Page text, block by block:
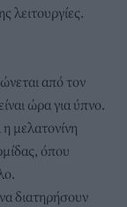
λειτουργίες.
από τον
ώρα για ύπνο.
μελατονίνη
όπου
διατηρήσουν